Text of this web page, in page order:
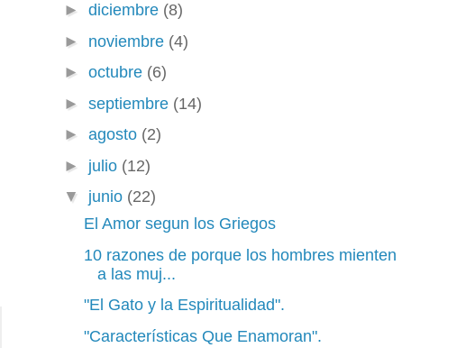
► diciembre (8)
► noviembre (4)
► octubre (6)
► septiembre (14)
► agosto (2)
► julio (12)
▼ junio (22)
El Amor segun los Griegos
10 razones de porque los hombres mienten
a las muj...
"El Gato y la Espiritualidad".
"Características Que Enamoran".